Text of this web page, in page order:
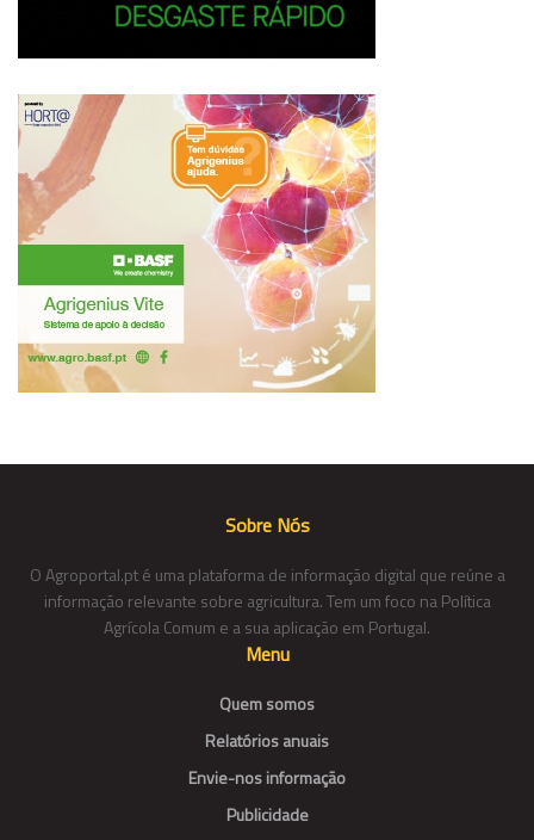
Sobre Nós
O Agroportal.pt é uma plataforma de informação digital que reúne a
informação relevante sobre agricultura. Tem um foco na Política
Agrícola Comum e a sua aplicação em Portugal.
Menu
Quem somos
Relatórios anuais
Envie-nos informação
Publicidade